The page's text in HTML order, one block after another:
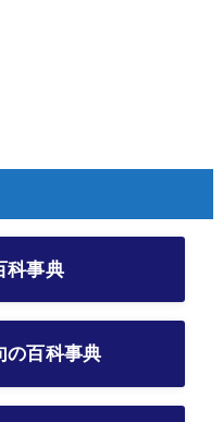
科事典
の百科事典